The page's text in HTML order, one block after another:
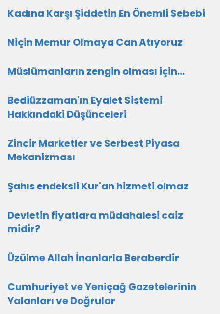
Kadına Karşı Şiddetin En Önemli Sebebi
Niçin Memur Olmaya Can Atıyoruz
Müslümanların zengin olması için...
Bediüzzaman'ın Eyalet Sistemi
Hakkındaki Düşünceleri
Zincir Marketler ve Serbest Piyasa
Mekanizması
Şahıs endeksli Kur'an hizmeti olmaz
Devletin fiyatlara müdahalesi caiz
midir?
Üzülme Allah İnanlarla Beraberdir
Cumhuriyet ve Yeniçağ Gazetelerinin
Yalanları ve Doğrular